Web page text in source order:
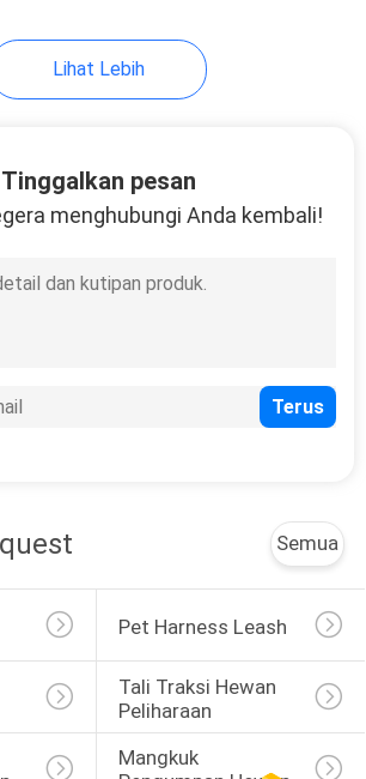
Lihat Lebih
Tinggalkan pesan
menghubungi Anda kembali!
Semua
Pet Harness Leash
Tali Traksi Hewan
Peliharaan
Mangkuk